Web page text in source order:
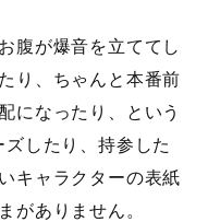
腹が爆音を立ててし
り、ちゃんと本番前
になったり、という
したり、持参した
キャラクターの表紙
がありません。